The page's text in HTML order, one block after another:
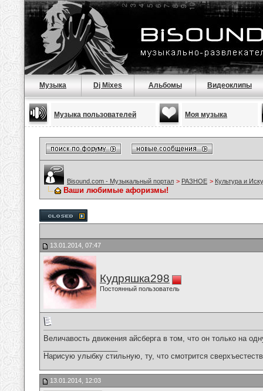
Музыка Dj Mixes Альбомы Видеоклипы
Музыка пользователей Моя музыка
Bisound.com - Музыкальный портал > РАЗНОЕ > Культура и
Ваши любимые афоризмы!
13.01.2014, 07:47
Кудряшка298
Постоянный пользователь
Величавость движения айсберга в том, что он только на
Нарисую улыбку стильную, ту, что смотрится
13.01.2014, 12:03